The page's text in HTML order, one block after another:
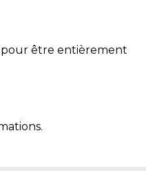
pour être entièrement